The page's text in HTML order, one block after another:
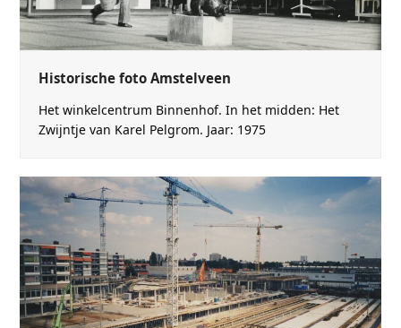
Historische foto Amstelveen
Het winkelcentrum Binnenhof. In het midden: Het
Zwijntje van Karel Pelgrom. Jaar: 1975